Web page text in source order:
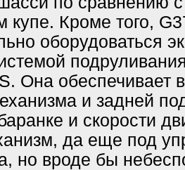
купе. Кроме того,
оборудоваться
Она обеспечивает
и задней
и скорости
да еще под
но вроде бы